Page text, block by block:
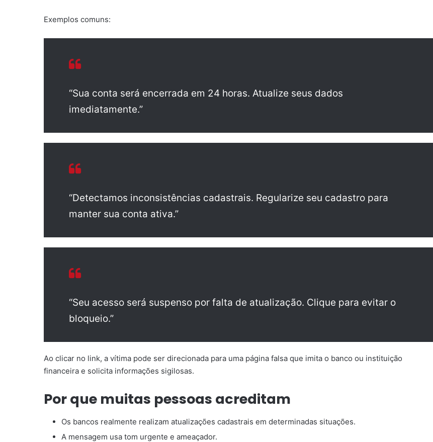
Exemplos comuns:
“Sua conta será encerrada em 24 horas. Atualize seus dados
imediatamente.”
“Detectamos inconsistências cadastrais. Regularize seu cadastro para
manter sua conta ativa.”
“Seu acesso será suspenso por falta de atualização. Clique para evitar o
bloqueio.”
Ao clicar no link, a vítima pode ser direcionada para uma página falsa que imita o banco ou instituição
financeira e solicita informações sigilosas.
Por que muitas pessoas acreditam
Os bancos realmente realizam atualizações cadastrais em determinadas situações.
A mensagem usa tom urgente e ameaçador.